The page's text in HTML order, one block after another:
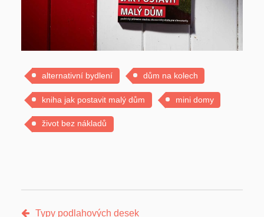
alternativní bydlení dům na kolech
kniha jak postavit malý dům mini domy
život bez nákladů
Typy podlahových desek